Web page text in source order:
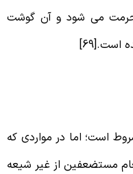
می شود و آن گوشت
است؛ اما در مواردی که
مستضعفین از غیر شیعه